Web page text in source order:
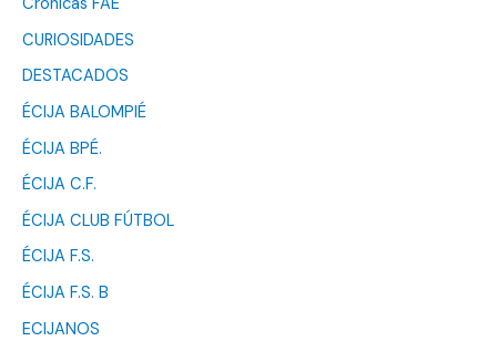
CURIOSIDADES
DESTACADOS
ÉCIJA BALOMPIÉ
ÉCIJA BPÉ.
ÉCIJA C.F.
ÉCIJA CLUB FÚTBOL
ÉCIJA F.S.
ÉCIJA F.S. B
ECIJANOS